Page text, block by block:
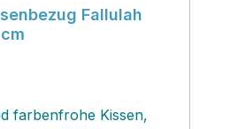
Fallulah
farbenfrohe Kissen‚